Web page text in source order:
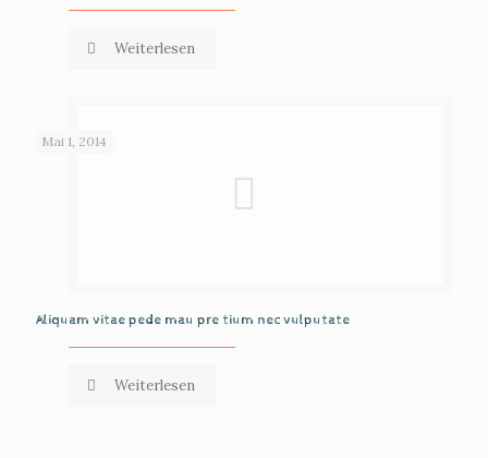
Weiterlesen
Mai 1, 2014
Aliquam vitae pede mau pre tium nec vulputate
Weiterlesen